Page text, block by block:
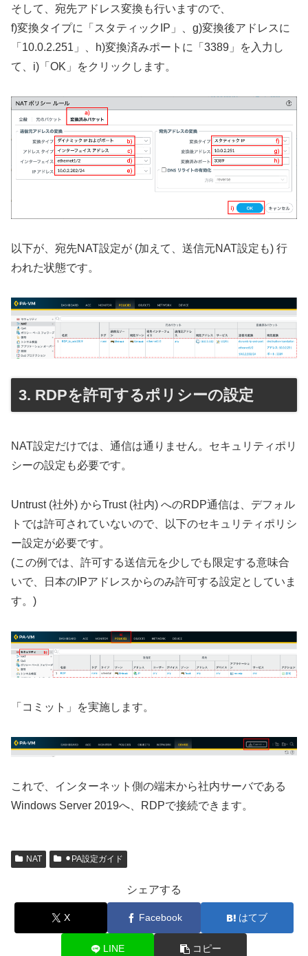
そして、宛先アドレス変換も行いますので、
f)変換タイプに「スタティックIP」、g)変換後アドレスに
「10.0.2.251」、h)変換済みポートに「3389」を入力し
て、i)「OK」をクリックします。
以下が、宛先NAT設定が (加えて、送信元NAT設定も) 行
われた状態です。
RDPを許可するポリシーの設定
NAT設定だけでは、通信は通りません。セキュリティポリ
シーの設定も必要です。
Untrust (社外) からTrust (社内) へのRDP通信は、デフォル
トでは許可されていないので、以下のセキュリティポリシ
ー設定が必要です。
(この例では、許可する送信元を少しでも限定する意味合
いで、日本のIPアドレスからのみ許可する設定としていま
す。)
「コミット」を実施します。
これで、インターネット側の端末から社内サーバである
Windows Server 2019へ、RDPで接続できます。
NAT ⚫︎PA設定ガイド
シェアする
X Facebook はてブ
LINE コピー